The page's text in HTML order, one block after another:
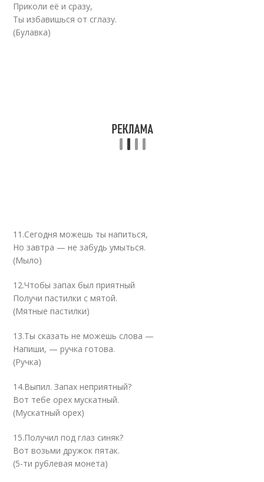
Приколи её и сразу,
Ты избавишься от сглазу.
(Булавка)
11.Сегодня можешь ты напиться,
Но завтра — не забудь умыться.
(Мыло)
12.Чтобы запах был приятный
Получи пастилки с мятой.
(Мятные пастилки)
13.Ты сказать не можешь слова —
Напиши, — ручка готова.
(Ручка)
14.Выпил. Запах неприятный?
Вот тебе орех мускатный.
(Мускатный орех)
15.Получил под глаз синяк?
Вот возьми дружок пятак.
(5-ти рублевая монета)